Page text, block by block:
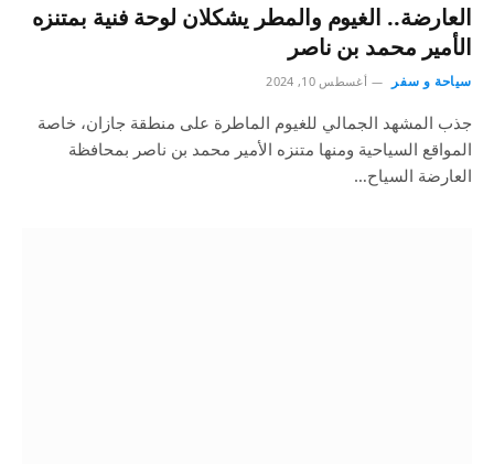
العارضة.. الغيوم والمطر يشكلان لوحة فنية بمتنزه
الأمير محمد بن ناصر
سياحة و سفر أغسطس 10, 2024
جذب المشهد الجمالي للغيوم الماطرة على منطقة جازان، خاصة
المواقع السياحية ومنها متنزه الأمير محمد بن ناصر بمحافظة
العارضة السياح…